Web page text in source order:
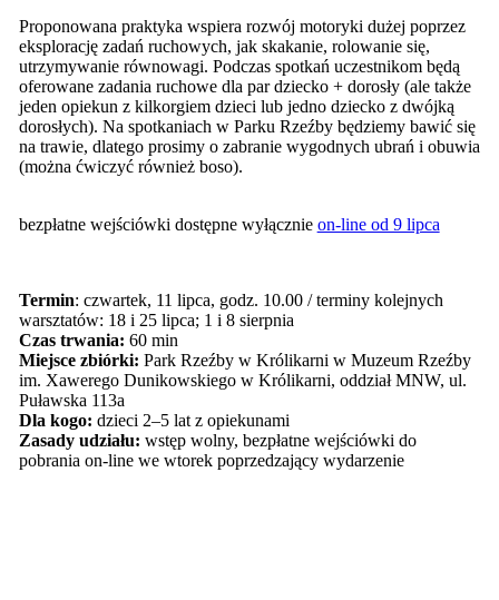
Proponowana praktyka wspiera rozwój motoryki dużej poprzez
eksplorację zadań ruchowych, jak skakanie, rolowanie się,
utrzymywanie równowagi. Podczas spotkań uczestnikom będą
oferowane zadania ruchowe dla par dziecko + dorosły (ale także
jeden opiekun z kilkorgiem dzieci lub jedno dziecko z dwójką
dorosłych). Na spotkaniach w Parku Rzeźby będziemy bawić się
na trawie, dlatego prosimy o zabranie wygodnych ubrań i obuwia
(można ćwiczyć również boso).
bezpłatne wejściówki dostępne wyłącznie on-line od 9 lipca
Termin: czwartek, 11 lipca, godz. 10.00 / terminy kolejnych
warsztatów: 18 i 25 lipca; 1 i 8 sierpnia
Czas trwania: 60 min
Miejsce zbiórki: Park Rzeźby w Królikarni w Muzeum Rzeźby
im. Xawerego Dunikowskiego w Królikarni, oddział MNW, ul.
Puławska 113a
Dla kogo: dzieci 2–5 lat z opiekunami
Zasady udziału: wstęp wolny, bezpłatne wejściówki do
pobrania on-line we wtorek poprzedzający wydarzenie